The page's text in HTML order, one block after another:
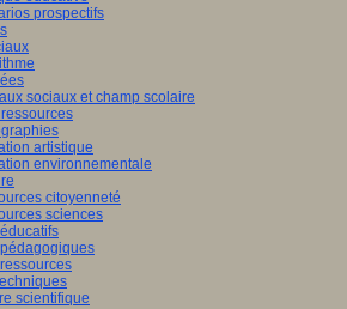
prospectifs
sociaux et champ scolaire
artistique
environnementale
citoyenneté
sciences
scientifique